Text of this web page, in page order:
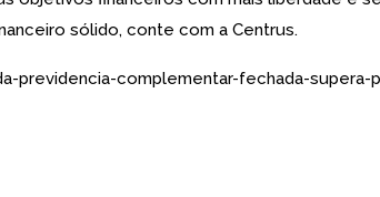
sólido, conte com a Centrus.
previdencia-complementar-fechada-